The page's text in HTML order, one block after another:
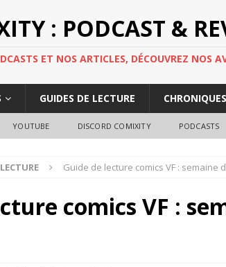
: PODCAST &
ET NOS ARTICLES, DÉCOUVREZ NOS
GUIDES DE LECTURE CHRONIQUES
YOUTUBE DISCORD COMIXITY PODCASTS
Guide de lecture comics VF : semaine
comics VF :